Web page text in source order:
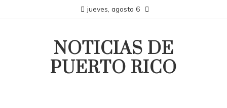
jueves, agosto 6
NOTICIAS DE
PUERTO RICO